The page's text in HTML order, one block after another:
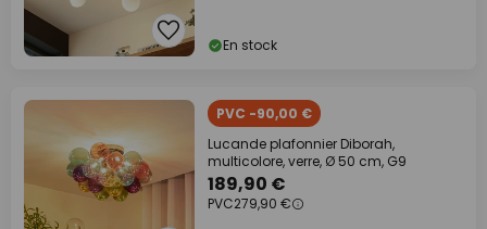
En stock
PVC -90,00 €
Lucande plafonnier Diborah,
multicolore, verre, Ø 50 cm, G9
189,90 €
PVC279,90 €